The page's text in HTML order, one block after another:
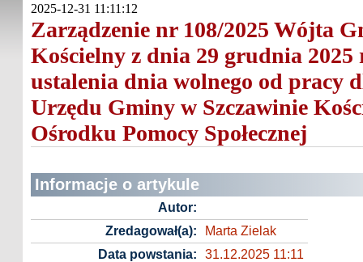
2025-12-31 11:11:12
Zarządzenie nr 108/2025 Wójta
Kościelny z dnia 29 grudnia 2025
ustalenia dnia wolnego od pracy
Urzędu Gminy w Szczawinie
Ośrodku Pomocy Społecznej
Informacje o artykule
Autor:
Zredagował(a):
Marta Zielak
Data powstania:
31.12.2025 11:11